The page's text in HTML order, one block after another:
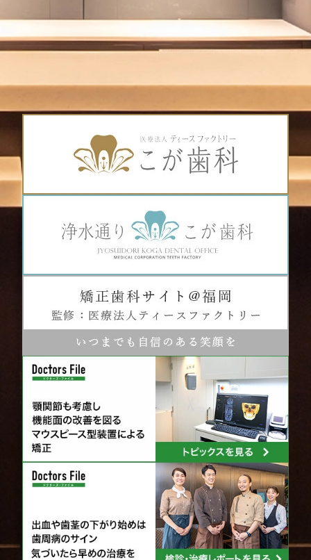
MC天神こが歯科
※天神地下街「東１a」出口より徒歩５分
TEL 092-781-7117
ご予約は
MC天神こが歯科
福岡市中央区天神5-7-7メディカルシティ天神6F
※天神北交差点そば
※「那の津口」「天神北ノース天神前」バス停近く
※天神地下街「東１a」出口より徒歩５分
ネット予約 もできます。
上記セットメニュー以外に
ておりますのでお声掛けください。。
ただいま、全メニュー半額オフキャンペーン中です☆
お気軽にお問い合わせくださいませ。
福岡市中央区天神5-7-7メディカルシティ天神6F
※天神北交差点そば
※「那の津口」「天神北ノース天神前」バス停近く
※天神地下街「東１a」出口より徒歩５分
TEL 092-781-7117
ご予約は
もできます。